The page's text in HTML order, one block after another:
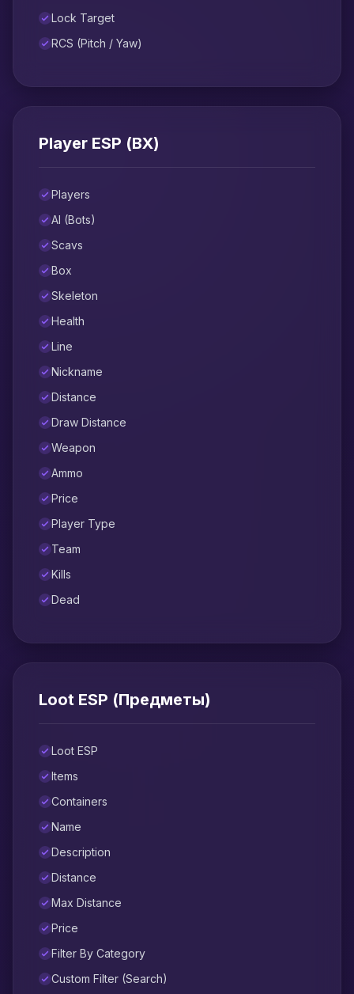
Lock Target
RCS (Pitch / Yaw)
Player ESP (ВХ)
Players
AI (Bots)
Scavs
Box
Skeleton
Health
Line
Nickname
Distance
Draw Distance
Weapon
Ammo
Price
Player Type
Team
Kills
Dead
Loot ESP (Предметы)
Loot ESP
Items
Containers
Name
Description
Distance
Max Distance
Price
Filter By Category
Custom Filter (Search)